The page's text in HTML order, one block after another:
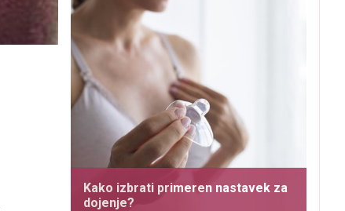
Kako izbrati primeren nastavek za
dojenje?